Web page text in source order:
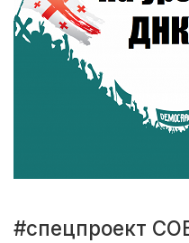
#спецпроект